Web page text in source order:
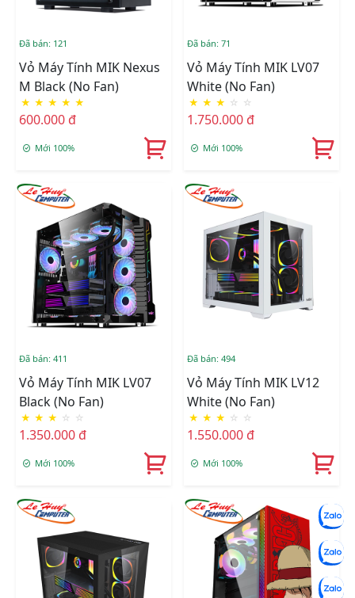
Đã bán: 121
Vỏ Máy Tính MIK Nexus
M Black (No Fan)
★ ★ ★ ★ ★
600.000 đ
Mới 100%
Đã bán: 71
Vỏ Máy Tính MIK LV07
White (No Fan)
★ ★ ★ ☆ ☆
1.750.000 đ
Mới 100%
Đã bán: 411
Vỏ Máy Tính MIK LV07
Black (No Fan)
★ ★ ★ ☆ ☆
1.350.000 đ
Mới 100%
Đã bán: 494
Vỏ Máy Tính MIK LV12
White (No Fan)
★ ★ ★ ☆ ☆
1.550.000 đ
Mới 100%